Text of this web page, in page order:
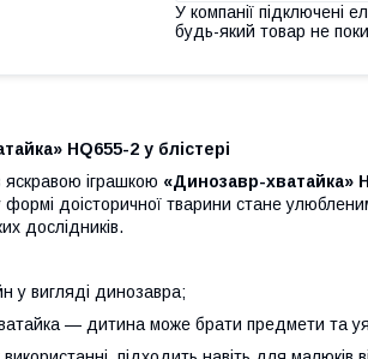
У компанії підключені
будь-який товар не
HQ655-2 у блістері
яскравою іграшкою «Динозавр-хватайка»
формі доісторичної тварини стане
дослідників.
у вигляді динозавра;
— дитина може брати предмети та